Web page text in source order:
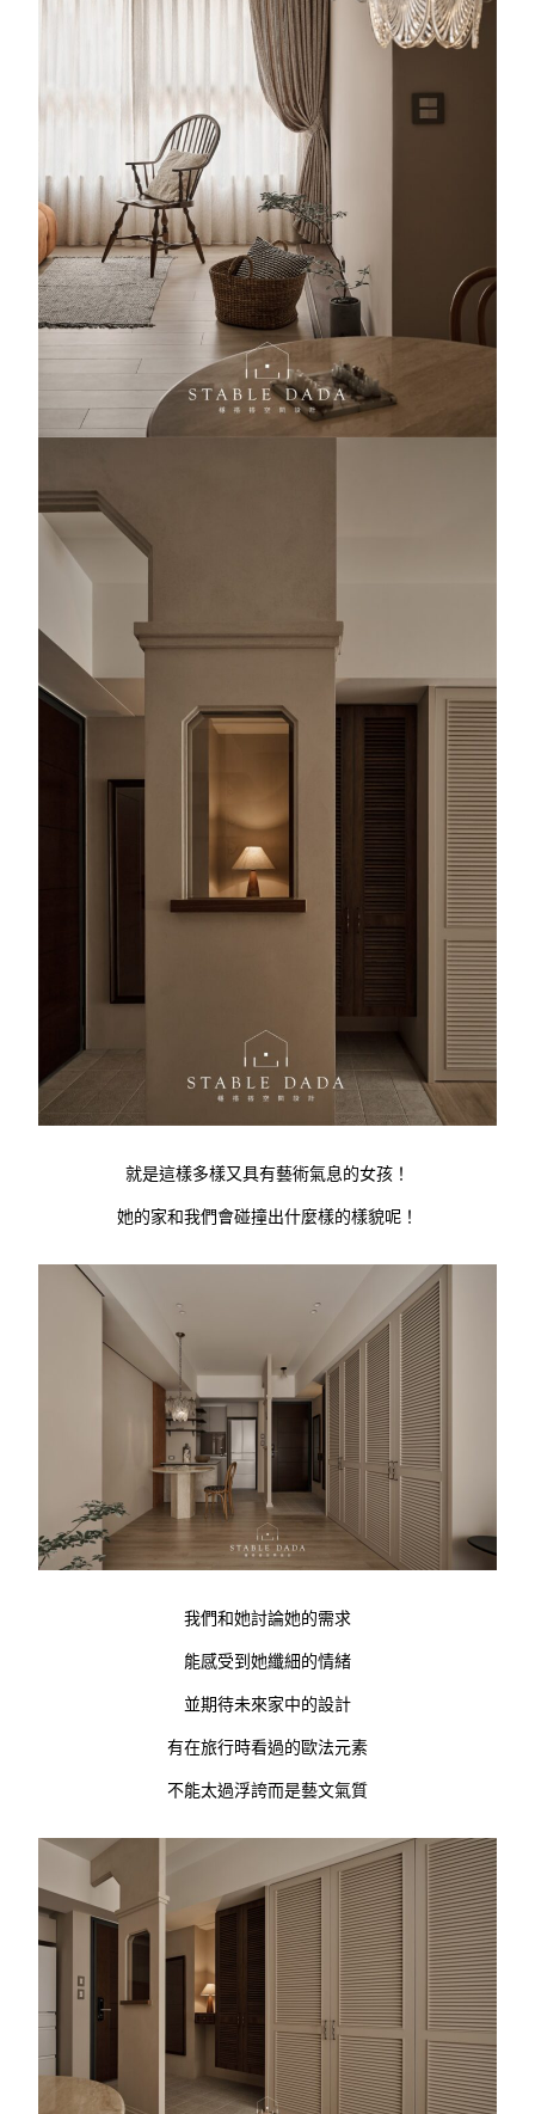
就是這樣多樣又具有藝術氣息的女孩！
她的家和我們會碰撞出什麼樣的樣貌呢！
我們和她討論她的需求
能感受到她纖細的情緒
並期待未來家中的設計
有在旅行時看過的歐法元素
不能太過浮誇而是藝文氣質